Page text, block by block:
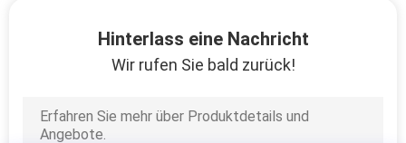
Winderhitzer
Hinterlass eine Nachricht
Wir rufen Sie bald zurück!